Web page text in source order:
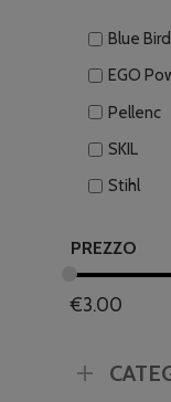
Blue Bird
EGO
Pellenc
SKIL
Stihl
PREZZO
€3.00